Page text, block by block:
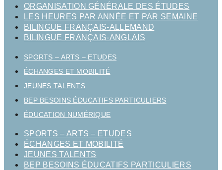
ORGANISATION GÉNÉRALE DES ÉTUDES
LES HEURES PAR ANNÉE ET PAR SEMAINE
BILINGUE FRANÇAIS-ALLEMAND
BILINGUE FRANÇAIS-ANGLAIS
SPORTS – ARTS – ETUDES
ÉCHANGES ET MOBILITÉ
JEUNES TALENTS
BEP BESOINS ÉDUCATIFS PARTICULIERS
ÉDUCATION NUMÉRIQUE
SPORTS – ARTS – ETUDES
ÉCHANGES ET MOBILITÉ
JEUNES TALENTS
BEP BESOINS ÉDUCATIFS PARTICULIERS